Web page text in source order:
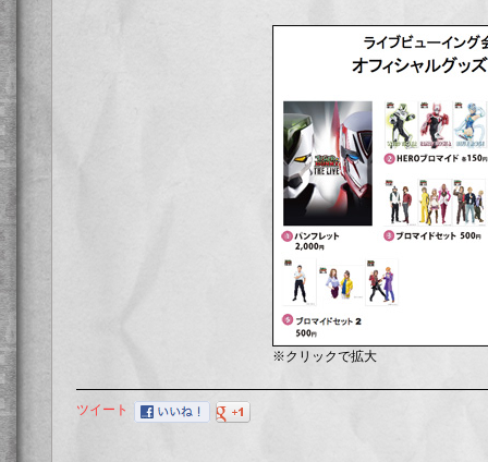
※クリックで拡大
ツイート